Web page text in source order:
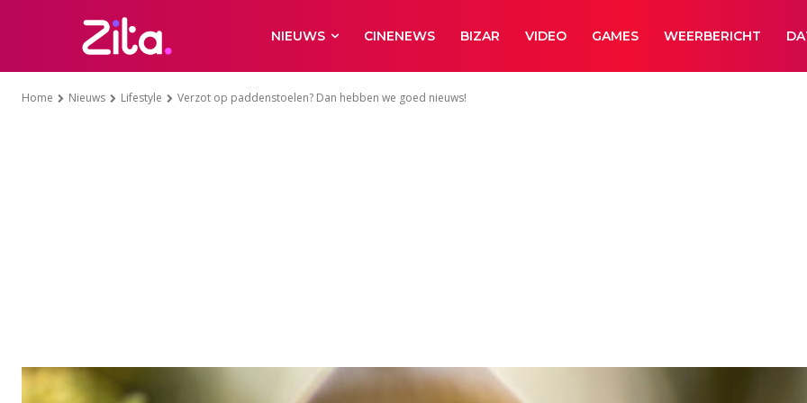
NIEUWS CINENEWS BIZAR VIDEO GAMES WEERBERICHT
Home Nieuws Lifestyle Verzot op paddenstoelen? Dan hebben we goed nieuws!